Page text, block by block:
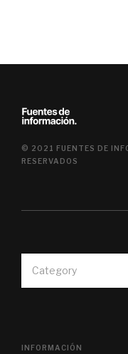
© 2021 FUENTES DE
RESERVADOS
Category
INFORMACIÓN